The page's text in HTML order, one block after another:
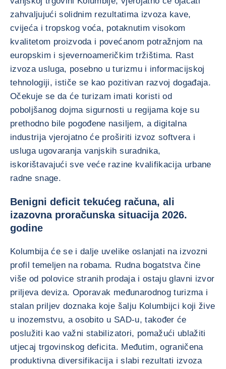
zahvaljujući solidnim rezultatima izvoza kave,
cvijeća i tropskog voća, potaknutim visokom
kvalitetom proizvoda i povećanom potražnjom na
europskim i sjevernoameričkim tržištima. Rast
izvoza usluga, posebno u turizmu i informacijskoj
tehnologiji, ističe se kao pozitivan razvoj događaja.
Očekuje se da će turizam imati koristi od
poboljšanog dojma sigurnosti u regijama koje su
prethodno bile pogođene nasiljem, a digitalna
industrija vjerojatno će proširiti izvoz softvera i
usluga ugovaranja vanjskih suradnika,
iskorištavajući sve veće razine kvalifikacija urbane
radne snage.
Benigni deficit tekućeg računa, ali
izazovna proračunska situacija 2026.
godine
Kolumbija će se i dalje uvelike oslanjati na izvozni
profil temeljen na robama. Rudna bogatstva čine
više od polovice stranih prodaja i ostaju glavni izvor
priljeva deviza. Oporavak međunarodnog turizma i
stalan priljev doznaka koje šalju Kolumbijci koji žive
u inozemstvu, a osobito u SAD-u, također će
poslužiti kao važni stabilizatori, pomažući ublažiti
utjecaj trgovinskog deficita. Međutim, ograničena
produktivna diversifikacija i slabi rezultati izvoza